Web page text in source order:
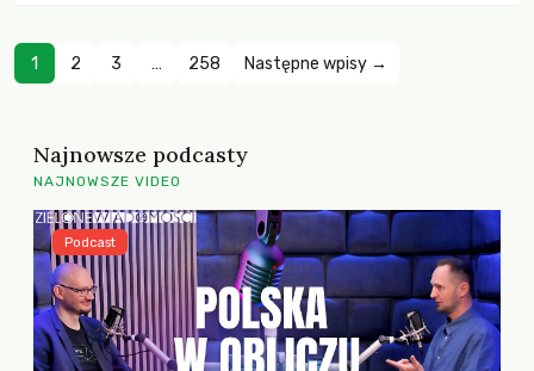
1 2 3 … 258 Następne wpisy →
Najnowsze podcasty
NAJNOWSZE VIDEO
Podcast